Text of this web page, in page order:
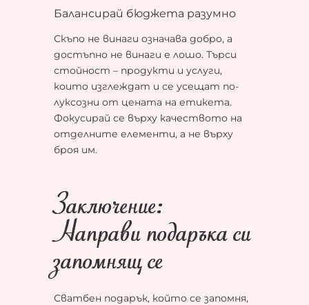
Балансирай бюджета разумно
Скъпо не винаги означава добро, а
достъпно не винаги е лошо. Търси
стойност – продукти и услуги,
които изглеждат и се усещат по-
луксозни от цената на етикета.
Фокусирай се върху качеството на
отделните елементи, а не върху
броя им.
Заключение:
Направи подаръка си
запомнящ се
Сватбен подарък, който се запомня,